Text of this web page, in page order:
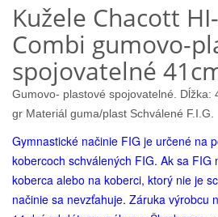
Kužele Chacott
Combi gumovo-
spojovatelné
Gumovo- plastové spojovatelné. Dĺžka:
gr Materiál guma/plast Schválené F.I.G.
Gymnastické načinie FIG je určené na
kobercoch schválených FIG. Ak sa FIG
koberca alebo na koberci, ktorý nie je
načinie sa nevzťahuje. Záruka výrobcu